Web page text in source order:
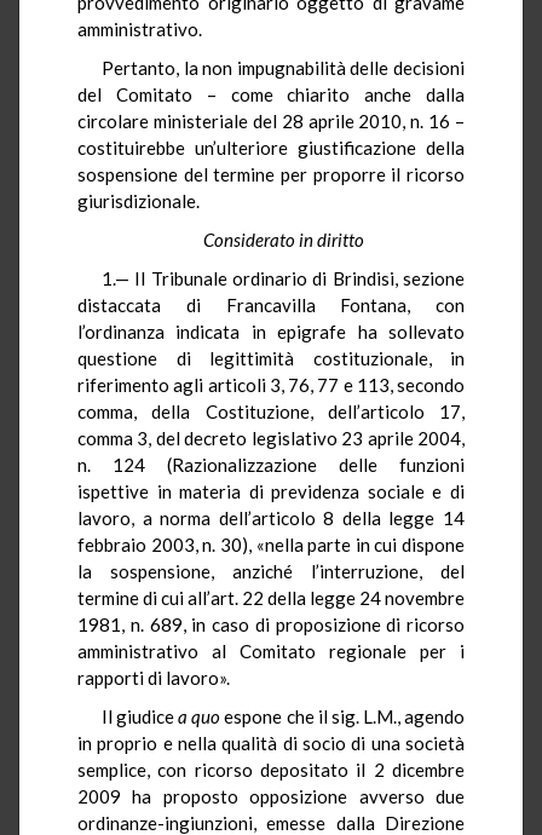
amministrativo.
Pertanto, la non impugnabilità delle decisioni
del Comitato – come chiarito anche dalla
circolare ministeriale del 28 aprile 2010, n. 16 –
costituirebbe un’ulteriore giustificazione della
sospensione del termine per proporre il ricorso
giurisdizionale.
Considerato in diritto
1.— Il Tribunale ordinario di Brindisi, sezione
distaccata di Francavilla Fontana, con
l’ordinanza indicata in epigrafe ha sollevato
questione di legittimità costituzionale, in
riferimento agli articoli 3, 76, 77 e 113, secondo
comma, della Costituzione, dell’articolo 17,
comma 3, del decreto legislativo 23 aprile 2004,
n. 124 (Razionalizzazione delle funzioni
ispettive in materia di previdenza sociale e di
lavoro, a norma dell’articolo 8 della legge 14
febbraio 2003, n. 30), «nella parte in cui dispone
la sospensione, anziché l’interruzione, del
termine di cui all’art. 22 della legge 24 novembre
1981, n. 689, in caso di proposizione di ricorso
amministrativo al Comitato regionale per i
rapporti di lavoro».
Il giudicea quoespone che il sig. L.M., agendo
in proprio e nella qualità di socio di una società
semplice, con ricorso depositato il 2 dicembre
2009 ha proposto opposizione avverso due
ordinanze-ingiunzioni, emesse dalla Direzione